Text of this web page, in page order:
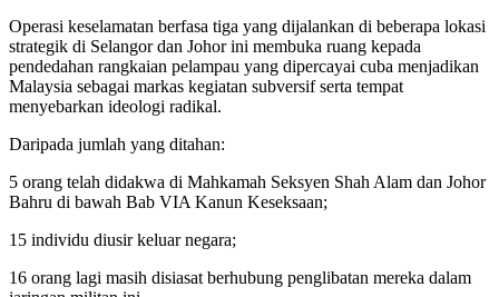
Operasi keselamatan berfasa tiga yang dijalankan di beberapa lokasi
strategik di Selangor dan Johor ini membuka ruang kepada
pendedahan rangkaian pelampau yang dipercayai cuba menjadikan
Malaysia sebagai markas kegiatan subversif serta tempat
menyebarkan ideologi radikal.
Daripada jumlah yang ditahan:
5 orang telah didakwa di Mahkamah Seksyen Shah Alam dan Johor
Bahru di bawah Bab VIA Kanun Keseksaan;
15 individu diusir keluar negara;
16 orang lagi masih disiasat berhubung penglibatan mereka dalam